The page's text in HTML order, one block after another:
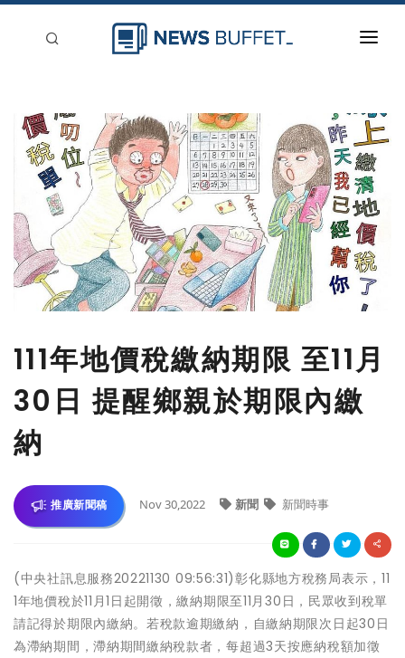
新聞稿分類
登入
刊登
111年地價稅繳納期限 至11月
30日 提醒鄉親於期限內繳
納
推廣新聞稿 Nov 30,2022 新聞 新聞時事
(中央社訊息服務20221130 09:56:31)彰化縣地方稅務局表示，11
1年地價稅於11月1日起開徵，繳納期限至11月30日，民眾收到稅單
請記得於期限內繳納。若稅款逾期繳納，自繳納期限次日起30日
為滯納期間，滯納期間繳納稅款者，每超過3天按應納稅額加徵